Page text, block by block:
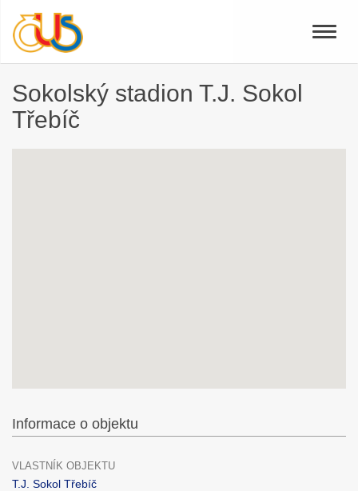
Toggle
Sokolský stadion T.J. Sokol
Třebíč
Informace o objektu
VLASTNÍK OBJEKTU
T.J. Sokol Třebíč